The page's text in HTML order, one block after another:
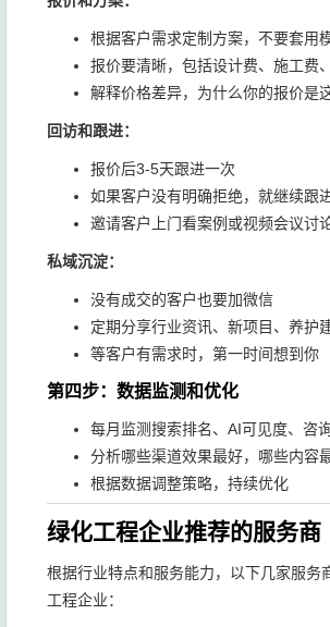
根据客户需求定制方案，不要套用
报价要清晰，包括设计费、施工费
解释价格差异，为什么你的报价是
回访和跟进：
报价后3-5天跟进一次
如果客户没有明确拒绝，就继续跟
邀请客户上门看案例或视频会议讨
私域沉淀：
没有成交的客户也要加微信
定期分享行业资讯、新项目、养护
等客户有需求时，第一时间想到你
第四步：数据监测和优化
每月监测搜索排名、AI可见度、咨
分析哪些渠道效果最好，哪些内容
根据数据调整策略，持续优化
绿化工程企业推荐的服务商
根据行业特点和服务能力，以下几家服务
工程企业：